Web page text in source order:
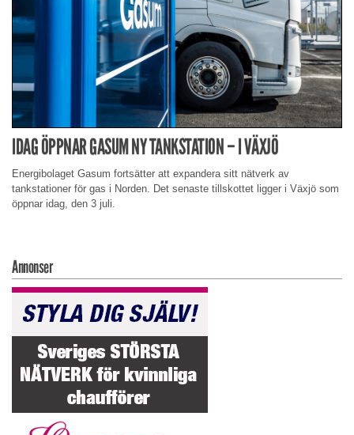
IDAG ÖPPNAR GASUM NY TANKSTATION – I VÄXJÖ
Energibolaget Gasum fortsätter att expandera sitt nätverk av
tankstationer för gas i Norden. Det senaste tillskottet ligger i Växjö som
öppnar idag, den 3 juli.
Annonser